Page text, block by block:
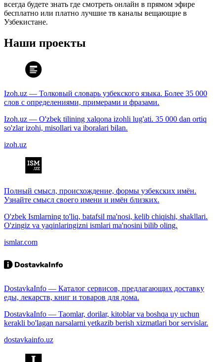
всегда будете знать где смотреть онлайн в прямом эфире
бесплатно или платно лучшие тв каналы вещающие в
Узбекистане.
Наши проекты
Izoh.uz — Толковый словарь узбекского языка. Более 35 000
слов с определениями, примерами и фразами.
Izoh.uz — O'zbek tilining xalqona izohli lug'ati. 35 000 dan ortiq
so'zlar izohi, misollari va iboralari bilan.
izoh.uz
Полный смысл, происхождение, формы узбекских имён.
Узнайте смысл своего имени и имён близких.
O'zbek Ismlarning to'liq, batafsil ma'nosi, kelib chiqishi, shakllari.
O'zingiz va yaqinlaringizni ismlari ma'nosini bilib oling.
ismlar.com
DostavkaInfo — Каталог сервисов, предлагающих доставку
еды, лекарств, книг и товаров для дома.
DostavkaInfo — Taomlar, dorilar, kitoblar va boshqa uy uchun
kerakli bo'lagan narsalarni yetkazib berish xizmatlari bor servislar.
dostavkainfo.uz